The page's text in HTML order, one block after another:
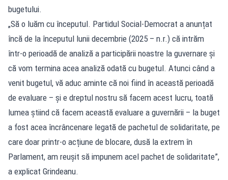
bugetului.
„Să o luăm cu începutul. Partidul Social-Democrat a anunțat
încă de la începutul lunii decembrie (2025 – n.r.) că intrăm
într-o perioadă de analiză a participării noastre la guvernare și
că vom termina acea analiză odată cu bugetul. Atunci când a
venit bugetul, vă aduc aminte că noi fiind în această perioadă
de evaluare – și e dreptul nostru să facem acest lucru, toată
lumea știind că facem această evaluare a guvernării – la buget
a fost acea încrâncenare legată de pachetul de solidaritate, pe
care doar printr-o acțiune de blocare, dusă la extrem în
Parlament, am reușit să impunem acel pachet de solidaritate”,
a explicat Grindeanu.